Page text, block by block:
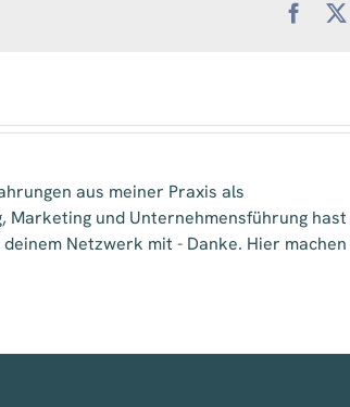
aus meiner Praxis als
Marketing und Unternehmensführung
Netzwerk mit - Danke. Hier